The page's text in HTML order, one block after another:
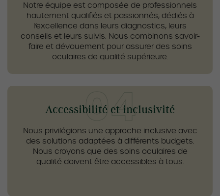
Notre équipe est composée de professionnels
hautement qualifiés et passionnés, dédiés à
l’excellence dans leurs diagnostics, leurs
conseils et leurs suivis. Nous combinons savoir-
faire et dévouement pour assurer des soins
oculaires de qualité supérieure.
Accessibilité et inclusivité
Nous privilégions une approche inclusive avec
des solutions adaptées à différents budgets.
Nous croyons que des soins oculaires de
qualité doivent être accessibles à tous.